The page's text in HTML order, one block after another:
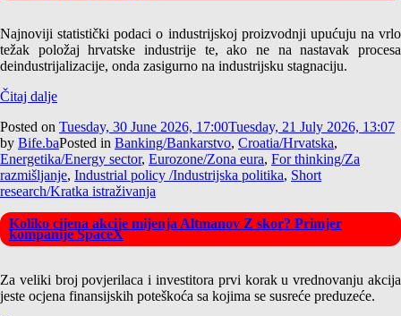
Najnoviji statistički podaci o industrijskoj proizvodnji upućuju na vrlo
težak položaj hrvatske industrije te, ako ne na nastavak procesa
deindustrijalizacije, onda zasigurno na industrijsku stagnaciju.
Čitaj dalje
Posted on Tuesday, 30 June 2026, 17:00Tuesday, 21 July 2026, 13:07
by Bife.baPosted in Banking/Bankarstvo, Croatia/Hrvatska,
Energetika/Energy sector, Eurozone/Zona eura, For thinking/Za
razmišljanje, Industrial policy /Industrijska politika, Short
research/Kratka istraživanja
Koliko cijena akcije mijenja Altmanov Z skor? Primjer
kompanije SpaceX
Za veliki broj povjerilaca i investitora prvi korak u vrednovanju akcija
jeste ocjena finansijskih poteškoća sa kojima se susreće preduzeće.